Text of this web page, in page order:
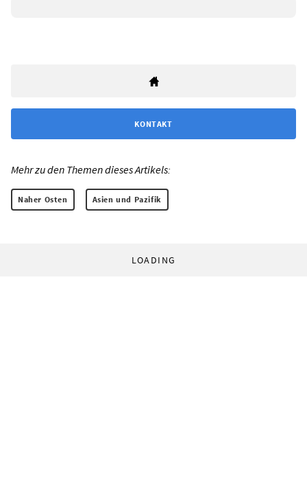
KONTAKT
Mehr zu den Themen dieses Artikels:
Naher Osten Asien und Pazifik
LOADING